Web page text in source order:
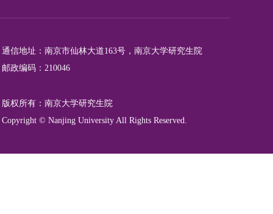
通信地址：南京市仙林大道163号，南京大学研究生院
邮政编码：210046
版权所有：南京大学研究生院
Copyright © Nanjing University All Rights Reserved.